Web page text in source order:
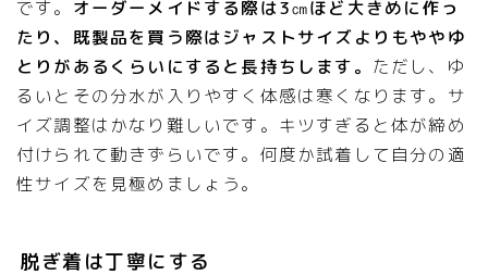
です。 オーダーメイドする際は3㎝ほど大きめに作っ
たり、既製品を買う際はジャストサイズよりもややゆ
とりがあるくらいにすると長持ちします。 ただし、ゆ
るいとその分水が入りやすく体感は寒くなります。サ
イズ調整はかなり難しいです。キツすぎると体が締め
付けられて動きずらいです。何度か試着して自分の適
性サイズを見極めましょう。
脱ぎ着は丁寧にする